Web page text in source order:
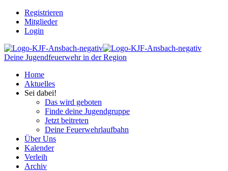
Registrieren
Mitglieder
Login
Deine Jugendfeuerwehr in der Region
Home
Aktuelles
Sei dabei!
Das wird geboten
Finde deine Jugendgruppe
Jetzt beitreten
Deine Feuerwehrlaufbahn
Über Uns
Kalender
Verleih
Archiv